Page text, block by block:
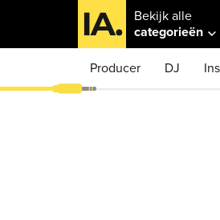
Bekijk alle
categorieën
Producer DJ